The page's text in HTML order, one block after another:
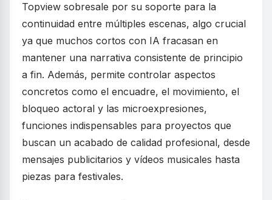
Topview sobresale por su soporte para la
continuidad entre múltiples escenas, algo crucial
ya que muchos cortos con IA fracasan en
mantener una narrativa consistente de principio
a fin. Además, permite controlar aspectos
concretos como el encuadre, el movimiento, el
bloqueo actoral y las microexpresiones,
funciones indispensables para proyectos que
buscan un acabado de calidad profesional, desde
mensajes publicitarios y vídeos musicales hasta
piezas para festivales.